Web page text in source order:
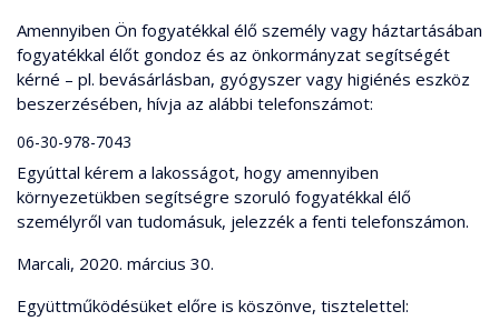
Amennyiben Ön fogyatékkal élő személy vagy háztartásában
fogyatékkal élőt gondoz és az önkormányzat segítségét
kérné – pl. bevásárlásban, gyógyszer vagy higiénés eszköz
beszerzésében, hívja az alábbi telefonszámot:
06-30-978-7043
Egyúttal kérem a lakosságot, hogy amennyiben
környezetükben segítségre szoruló fogyatékkal élő
személyről van tudomásuk, jelezzék a fenti telefonszámon.
Marcali, 2020. március 30.
Együttműködésüket előre is köszönve, tisztelettel: